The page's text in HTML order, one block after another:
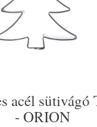
acél sütivágó
- ORION